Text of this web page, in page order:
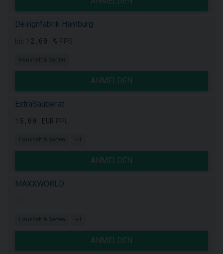
Designfabrik Hamburg
12,00 %
Haushalt & Garten
ANMELDEN
ExtraSauber.at
15,00 EUR
Haushalt & Garten +1
ANMELDEN
MAXXWORLD
Haushalt & Garten +1
ANMELDEN